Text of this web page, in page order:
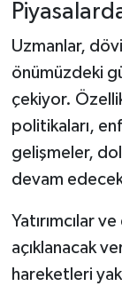
Uzmanlar,
önümüzdeki
çekiyor.
politikaları,
gelişmeler,
devam
Yatırımcılar
açıklanacak
hareketleri